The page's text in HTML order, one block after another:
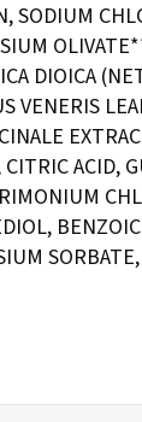
SODIUM
DIOICA
VENERIS
ACID,